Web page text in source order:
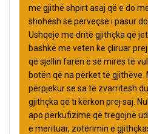
me gjithë shpirt asaj që e do
shohësh se përveçse i pasur
Ushqeje me dritë gjithçka që
bashkë me veten ke çliruar
që sjellin farën e së mirës të
botën që na përket të gjithëve.
përpjekur se sa të zvarritesh
gjithçka që ti kërkon prej saj.
apo përkufizime që tregojnë
e merituar, zotërimin e